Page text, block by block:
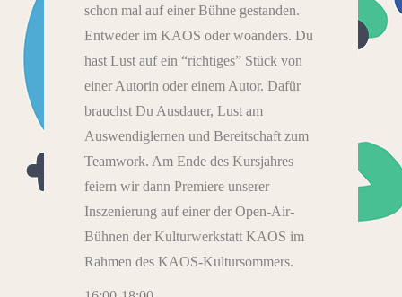
schon mal auf einer Bühne gestanden.
Entweder im KAOS oder woanders. Du
hast Lust auf ein “richtiges” Stück von
einer Autorin oder einem Autor. Dafür
brauchst Du Ausdauer, Lust am
Auswendiglernen und Bereitschaft zum
Teamwork. Am Ende des Kursjahres
feiern wir dann Premiere unserer
Inszenierung auf einer der Open-Air-
Bühnen der Kulturwerkstatt KAOS im
Rahmen des KAOS-Kultursommers.